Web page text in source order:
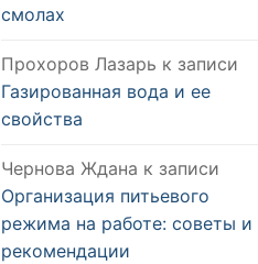
смолах
Прохоров Лазарь к записи
Газированная вода и ее
свойства
Чернова Ждана к записи
Организация питьевого
режима на работе: советы и
рекомендации